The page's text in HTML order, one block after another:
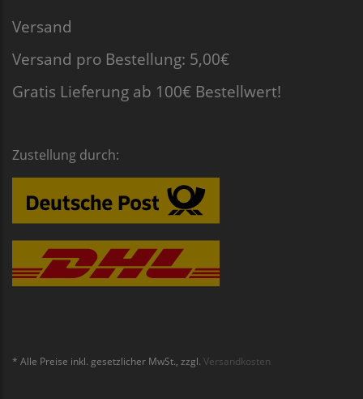
Versand
Versand pro Bestellung: 5,00€
Gratis Lieferung ab 100€ Bestellwert!
Zustellung durch:
* Alle Preise inkl. gesetzlicher MwSt., zzgl. Versandkosten